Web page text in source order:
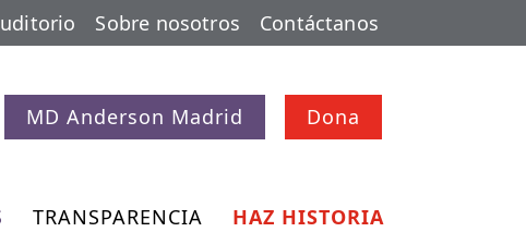
Contáctanos
Sobre nosotros
Dona
MD Anderson Madrid
TRANSPARENCIA HAZ HISTORIA